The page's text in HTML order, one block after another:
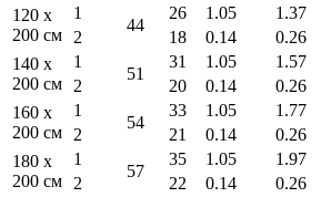
120 x
200 см
1
44
26 1.05 1.37
2 18 0.14 0.26
140 x
200 см
1
51
31 1.05 1.57
2 20 0.14 0.26
160 x
200 см
1
54
33 1.05 1.77
2 21 0.14 0.26
180 x
200 см
1
57
35 1.05 1.97
2 22 0.14 0.26